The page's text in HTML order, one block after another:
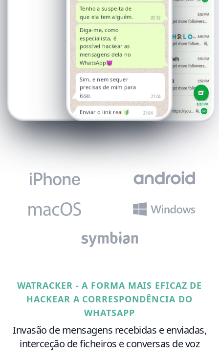
20:52
Tenho a suspeita de
que ela tem alguém.
Diga-me, como
especialista, é
possível hackear as
mensagens dela no
WhatsApp😈
21:04
Sim, e nem sequer
precisas de mim para
isso.
21:04
Enviar o link real🔰
WATRACKER - A FORMA MAIS EFICAZ DE
HACKEAR A CORRESPONDÊNCIA DO
WHATSAPP
Invasão de mensagens recebidas e enviadas,
interceção de ficheiros e conversas de voz